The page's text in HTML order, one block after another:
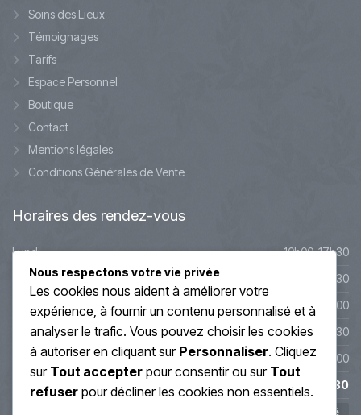
Soins des Lieux
Témoignages
Tarifs
Espace Personnel
Boutique
Contact
Mentions légales
Conditions Générales de Vente
Horaires des rendez-vous
Lundi
10h00-17h30
Mardi
10h00-17h30
Mercredi
9h45-20h00
Jeudi
10h00-19h30
Vendredi
10h00-19h00
Samedi
10h00-17h30
Fermé
Nous respectons votre vie privée
Les cookies nous aident à améliorer votre
expérience, à fournir un contenu personnalisé et à
analyser le trafic. Vous pouvez choisir les cookies
à autoriser en cliquant sur Personnaliser. Cliquez
sur Tout accepter pour consentir ou sur Tout
refuser pour décliner les cookies non essentiels.